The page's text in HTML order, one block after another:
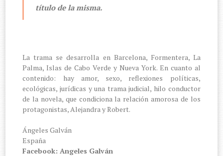
título de la misma.
La trama se desarrolla en Barcelona, Formentera, La
Palma, Islas de Cabo Verde y Nueva York. En cuanto al
contenido: hay amor, sexo, reflexiones políticas,
ecológicas, jurídicas y una trama judicial, hilo conductor
de la novela, que condiciona la relación amorosa de los
protagonistas, Alejandra y Robert.
Ángeles Galván
España
Facebook: Angeles Galván